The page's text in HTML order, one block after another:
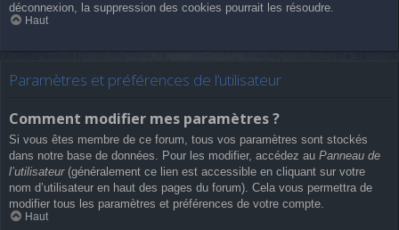
déconnexion, la suppression des cookies pourrait les résoudre.
Haut
Paramètres et préférences de l’utilisateur
Comment modifier mes paramètres ?
Si vous êtes membre de ce forum, tous vos paramètres sont stockés
dans notre base de données. Pour les modifier, accédez au Panneau de
l’utilisateur(généralement ce lien est accessible en cliquant sur votre
nom d’utilisateur en haut des pages du forum). Cela vous permettra de
modifier tous les paramètres et préférences de votre compte.
Haut